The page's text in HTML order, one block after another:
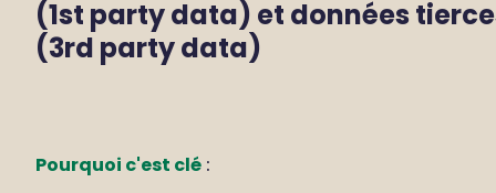
(1st party data) et données
(3rd party data)
Pourquoi c'est clé :